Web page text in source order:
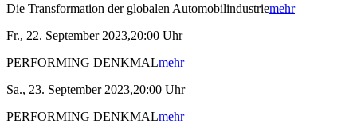
Die Transformation der globalen Automobilindustriemehr
Fr., 22. September 2023,20:00 Uhr
PERFORMING DENKMALmehr
Sa., 23. September 2023,20:00 Uhr
PERFORMING DENKMALmehr